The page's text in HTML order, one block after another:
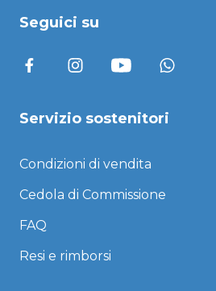
Seguici su
Servizio sostenitori
Condizioni di vendita
Cedola di Commissione
FAQ
Resi e rimborsi